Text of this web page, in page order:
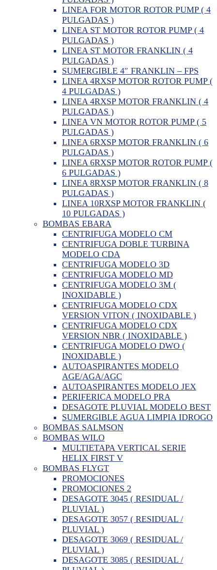
LINEA FOR MOTOR ROTOR PUMP ( 4
PULGADAS )
LINEA ST MOTOR ROTOR PUMP ( 4
PULGADAS )
LINEA ST MOTOR FRANKLIN ( 4
PULGADAS )
SUMERGIBLE 4″ FRANKLIN – FPS
LINEA 4RXSP MOTOR ROTOR PUMP (
4 PULGADAS )
LINEA 4RXSP MOTOR FRANKLIN ( 4
PULGADAS )
LINEA VN MOTOR ROTOR PUMP ( 5
PULGADAS )
LINEA 6RXSP MOTOR FRANKLIN ( 6
PULGADAS )
LINEA 6RXSP MOTOR ROTOR PUMP (
6 PULGADAS )
LINEA 8RXSP MOTOR FRANKLIN ( 8
PULGADAS )
LINEA 10RXSP MOTOR FRANKLIN (
10 PULGADAS )
BOMBAS EBARA
CENTRIFUGA MODELO CM
CENTRIFUGA DOBLE TURBINA
MODELO CDA
CENTRIFUGA MODELO 3D
CENTRIFUGA MODELO MD
CENTRIFUGA MODELO 3M (
INOXIDABLE )
CENTRIFUGA MODELO CDX
VERSION VITON ( INOXIDABLE )
CENTRIFUGA MODELO CDX
VERSION NBR ( INOXIDABLE )
CENTRIFUGA MODELO DWO (
INOXIDABLE )
AUTOASPIRANTES MODELO
AGE/AGA/AGC
AUTOASPIRANTES MODELO JEX
PERIFERICA MODELO PRA
DESAGOTE PLUVIAL MODELO BEST
SUMERGIBLE AGUA LIMPIA IDROGO
BOMBAS SALMSON
BOMBAS WILO
MULTIETAPA VERTICAL SERIE
HELIX FIRST V
BOMBAS FLYGT
PROMOCIONES
PROMOCIONES 2
DESAGOTE 3045 ( RESIDUAL /
PLUVIAL )
DESAGOTE 3057 ( RESIDUAL /
PLUVIAL )
DESAGOTE 3069 ( RESIDUAL /
PLUVIAL )
DESAGOTE 3085 ( RESIDUAL /